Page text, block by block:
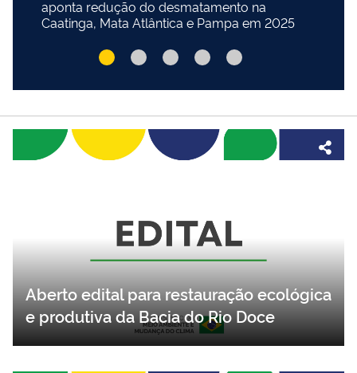
Índice registrado para a Amazônia é o menor
desde o início da medição; Prodes também
Caatinga, Mata Atlântica e Pampa em 2025
Aberto edital para restauração ecológica
e produtiva da Bacia do Rio Doce